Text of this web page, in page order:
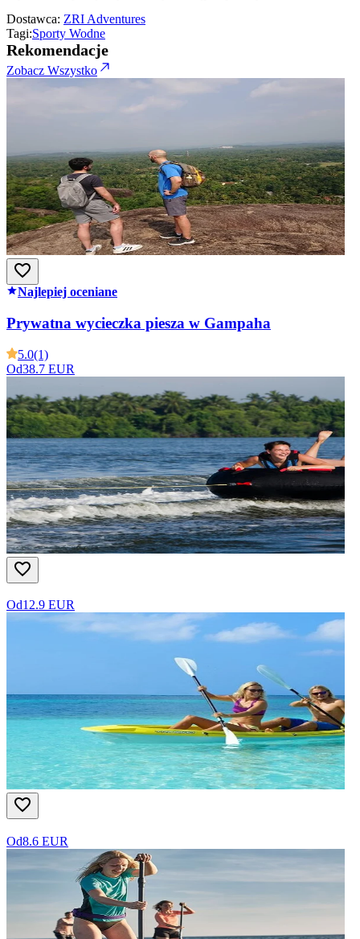
Dostawca: ZRI Adventures
Tagi:Sporty Wodne
Rekomendacje
Zobacz Wszystko
Najlepiej oceniane
Prywatna wycieczka piesza w Gampaha
5.0(1)
Od38.7 EUR
Od12.9 EUR
Od8.6 EUR